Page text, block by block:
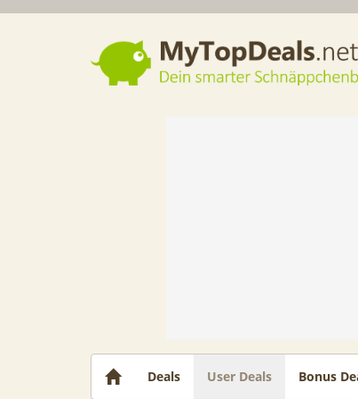
Dein smarter Schnäppchenberater
Deals User Deals Bonus